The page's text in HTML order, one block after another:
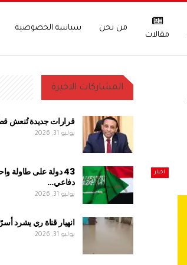
مقالات
من نحن سياسة الخصوصية
اخبار
المشاركات الاخيرة
قرارات جديدة تُنعش
يوليو 31, 2026
43 دولة على طاولة
دفاعي…
يوليو 31, 2026
انهيار قناة ري يشرد
يوليو 31, 2026